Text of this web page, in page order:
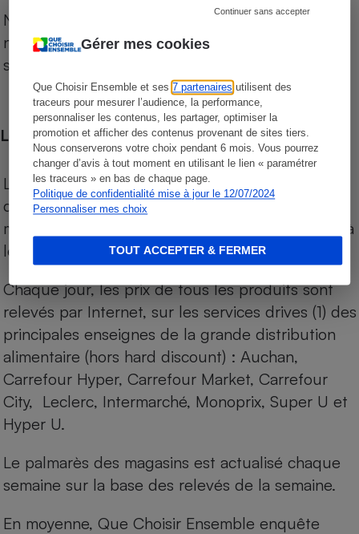
Gérer mes cookies
Que Choisir Ensemble et ses7 partenaires utilisent des
traceurs pour mesurer l’audience, la performance,
personnaliser les contenus, les partager, optimiser la
promotion et afficher des contenus provenant de sites tiers.
Nous conserverons votre choix pendant 6 mois. Vous pourrez
changer d’avis à tout moment en utilisant le lien « paramétrer
les traceurs » en bas de chaque page.
Politique de confidentialité mise à jour le 12/07/2024
Personnaliser mes choix
Continuer sans accepter
TOUT ACCEPTER & FERMER
Notre comparateur de supermarchés propose le
niveau de prix des supermarchés, géolocalisés
sur le territoire français.
Les comparaisons de prix
Les comparaisons sont réalisées sur l’ensemble
des produits des magasins. Les produits de
marques de distributeurs (MDD) sont comparés à
leurs équivalents chez leurs concurrents.
Chaque jour, les prix de tous les produits sont
relevés par Internet, sur les services drives (1) des
principales enseignes de la grande distribution
alimentaire (hors hard discount) : Auchan,
Carrefour Hyper, Carrefour Market, Carrefour
City, Leclerc, Intermarché, Monoprix, Super U et
Hyper U.
Le palmarès des magasins est actualisé chaque
semaine sur la base des relevés de la semaine.
En moyenne, Que Choisir Ensemble enquête